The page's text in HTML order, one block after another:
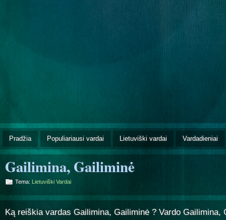
Pradžia Populiariausi vardai Lietuviški vardai Vardadieniai
Gailimina, Gailiminė
Tema: Lietuviški Vardai
Ką reiškia vardas Gailimina, Gailiminė ? Vardo Gailimina,